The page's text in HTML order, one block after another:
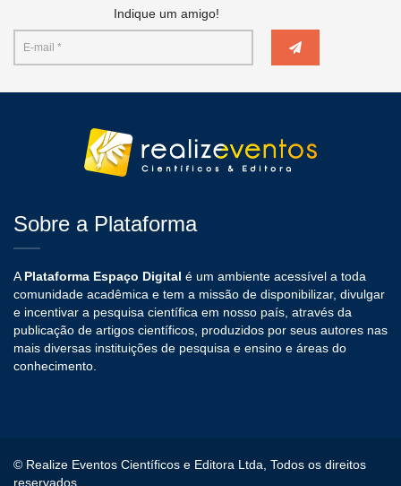
Indique um amigo!
Sobre a Plataforma
A Plataforma Espaço Digital é um ambiente acessível a toda
comunidade acadêmica e tem a missão de disponibilizar, divulgar
e incentivar a pesquisa científica em nosso país, através da
publicação de artigos científicos, produzidos por seus autores nas
mais diversas instituições de pesquisa e ensino e áreas do
conhecimento.
© Realize Eventos Científicos e Editora Ltda, Todos os direitos
reservados.